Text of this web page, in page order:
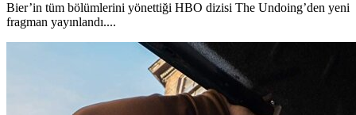
Bier’in tüm bölümlerini yönettiği HBO dizisi The Undoing’den yeni
fragman yayınlandı....